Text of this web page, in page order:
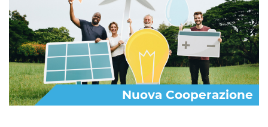
Nuova Cooperazione